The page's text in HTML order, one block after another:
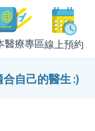
醫療專區線上預約
合自己的醫生 :)